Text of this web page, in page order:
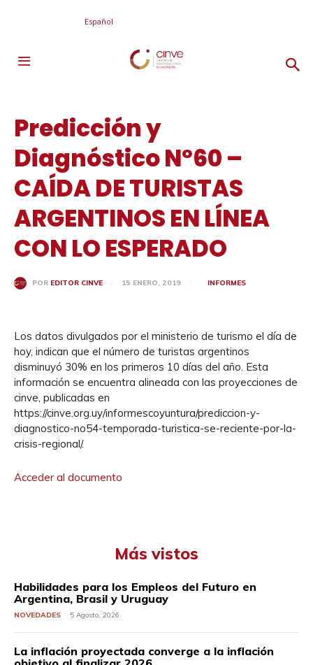
Español
Predicción y
Diagnóstico Nº60 –
CAÍDA DE TURISTAS
ARGENTINOS EN LÍNEA
CON LO ESPERADO
POR EDITOR CINVE 15 ENERO, 2019 INFORMES
Los datos divulgados por el ministerio de turismo el día de
hoy, indican que el número de turistas argentinos
disminuyó 30% en los primeros 10 días del año. Esta
información se encuentra alineada con las proyecciones de
cinve, publicadas en
https://cinve.org.uy/informescoyuntura/prediccion-y-
diagnostico-no54-temporada-turistica-se-reciente-por-la-
crisis-regional/.
Acceder al documento
Más vistos
Habilidades para los Empleos del Futuro en
Argentina, Brasil y Uruguay
NOVEDADES 5 Agosto, 2026
La inflación proyectada converge a la inflación